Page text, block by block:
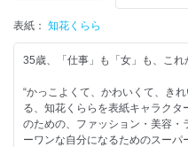
渡辺佳子のなんだかコレ、集ま
5月のBUY This2 Month!
BRAND-NEWS Domani的・今月
TOD’Sのバッグ＆ウォレット、セ
2014年度「新Domaniメイツ」始
35歳──あなたの変身願望、か
参上！
Part 02 “ちょい派手”アイテムを
表紙： 知花くらら
35歳、「仕事」も「女」も、これ
“かっこよくて、かわいくて、き
る、知花くららを表紙キャラク
のための、ファッション・美容・
ーワンな自分になるためのスーパ